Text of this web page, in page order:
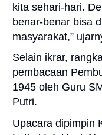
kita sehari-hari.
benar-benar bisa
masyarakat,”
Selain ikrar,
pembacaan
1945 oleh Guru
Putri.
Upacara dipimpin